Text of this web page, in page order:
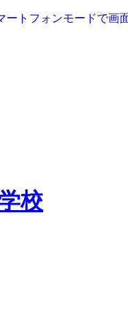
ートフォンモードで画
校